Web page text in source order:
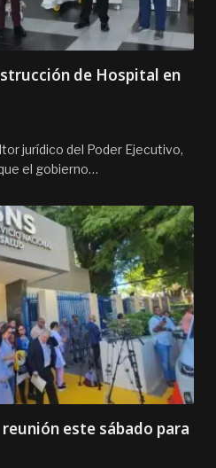
de Hospital en
jurídico del Poder Ejecutivo,
el gobierno…
este sábado para